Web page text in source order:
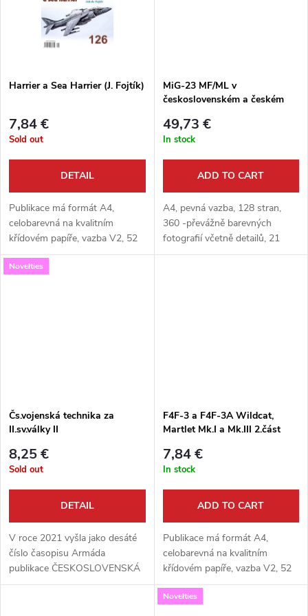
Harrier a Sea Harrier (J. Fojtík)
7,84 €
Sold out
DETAIL
Publikace má formát A4,
celobarevná na kvalitním
křídovém papíře, vazba V2, 52
stran, množství foto , barevné
bokorysy.
MiG-23 MF/ML v
československém a českém
49,73 €
In stock
ADD TO CART
A4, pevná vazba, 128 stran,
360 -převážně barevných
fotografií včetně detailů, 21
stran výkresů, barevné
Novelties
Čs.vojenská technika za
II.sv.války II
8,25 €
Sold out
DETAIL
V roce 2021 vyšla jako desáté
číslo časopisu Armáda
publikace ČESKOSLOVENSKÁ
VOJENSKÁ TECHNIKA ZA II.
F4F-3 a F4F-3A Wildcat,
Martlet Mk.I a Mk.III 2.část
7,84 €
In stock
ADD TO CART
Publikace má formát A4,
celobarevná na kvalitním
křídovém papíře, vazba V2, 52
stran, množství barevných foto,
barevné bokorysy.
Novelties